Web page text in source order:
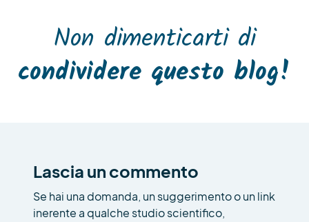
Non dimenticarti di
condividere questo blog!
Lascia un commento
Se hai una domanda, un suggerimento o un link
inerente a qualche studio scientifico,